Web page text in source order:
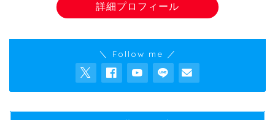
詳細プロフィール
＼ Follow me ／